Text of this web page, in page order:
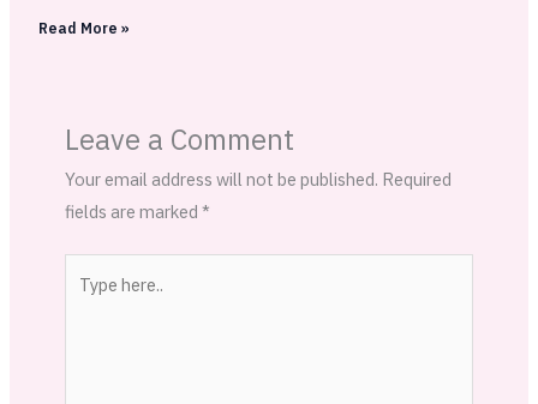
Read More »
Leave a Comment
Your email address will not be published. Required
fields are marked *
here..